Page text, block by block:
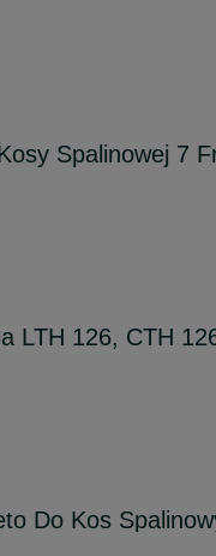
Spalinowej 7
LTH 126, CTH
Do Kos